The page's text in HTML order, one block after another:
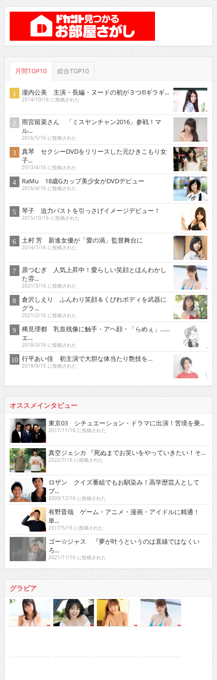
月間TOP10 総合TOP10
瀧内公美 主演・長編・ヌードの初が３つ!!!ギラギ...
2014/10/16 に投稿された
雨宮留菜さん 「ミスヤンチャン2016」参戦！マ
ル...
2016/5/16 に投稿された
真琴 セクシーDVDをリリースした元ひきこもり女
子...
2013/4/16 に投稿された
RaMu 18歳Gカップ美少女がDVDデビュー
2016/4/16 に投稿された
琴子 迫力バストを引っさげイメージデビュー！
2015/10/16 に投稿された
土村 芳 新進女優が「愛の渦」監督舞台に
2014/7/16 に投稿された
原つむぎ 人気上昇中！愛らしい笑顔とほんわかし
た雰...
2021/3/16 に投稿された
倉沢しえり ふんわり笑顔＆くびれボディを武器に
グラ...
2021/2/16 に投稿された
稀見理都 乳首残像に触手・アヘ顔・「らめぇ」……
エ...
2018/3/16 に投稿された
行平あい佳 初主演で大胆な体当たり艶技を…
2018/9/15 に投稿された
オススメインタビュー
東京03 シチュエーション・ドラマに出演！苦境を乗...
2017/11/16 に投稿された
真空ジェシカ 『死ぬまでお笑いをやっていきたい！そ...
2022/7/16 に投稿された
ロザン クイズ番組でもお馴染み！高学歴芸人として
ブ...
2009/12/16 に投稿された
有野晋哉 ゲーム・アニメ・漫画・アイドルに精通！
単...
2017/5/16 に投稿された
ゴー☆ジャス 『夢が叶うというのは直線ではなくい
ろ...
2021/11/16 に投稿された
グラビア